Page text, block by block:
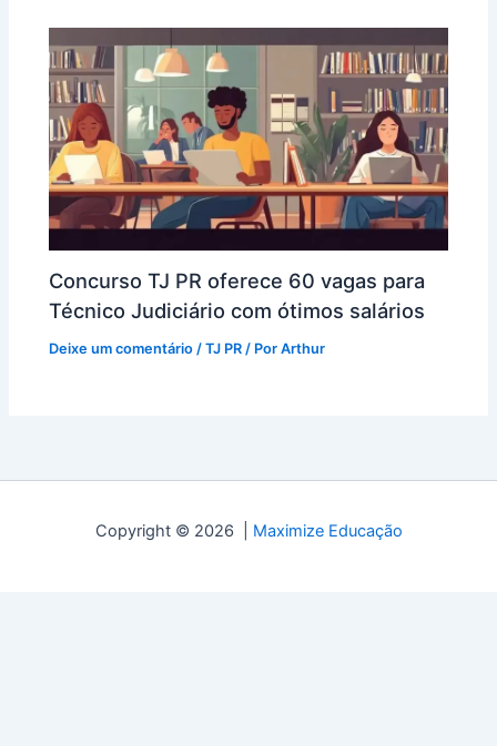
Concurso TJ PR oferece 60 vagas para
Técnico Judiciário com ótimos salários
Deixe um comentário /TJ PR / PorArthur
Copyright © 2026 | Maximize Educação